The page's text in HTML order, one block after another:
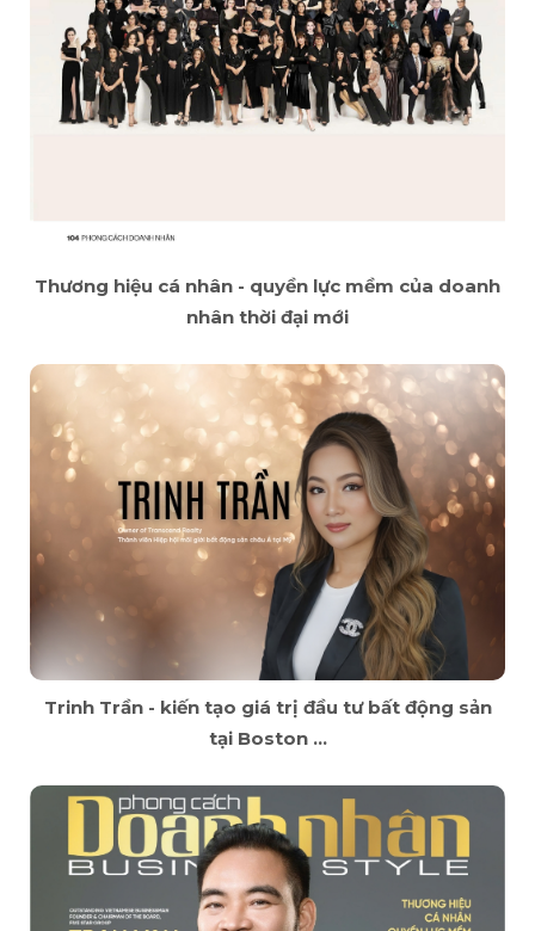
Thương hiệu cá nhân - quyền lực mềm của doanh
nhân thời đại mới
Trinh Trần - kiến tạo giá trị đầu tư bất động sản
tại Boston ...